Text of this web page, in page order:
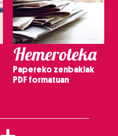
Hemeroteka
Papereko zenbakiak
PDF formatuan